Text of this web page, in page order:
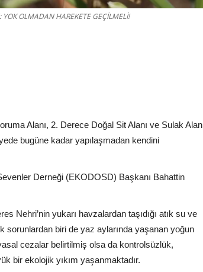
OLMADAN HAREKETE GEÇİLMELİ!
Alanı, 2. Derece Doğal Sit Alanı ve Sulak Alan
bugüne kadar yapılaşmadan kendini
Derneği (EKODOSD) Başkanı Bahattin
Nehri’nin yukarı havzalardan taşıdığı atık su ve
sorunlardan biri de yaz aylarında yaşanan yoğun
cezalar belirtilmiş olsa da kontrolsüzlük,
bir ekolojik yıkım yaşanmaktadır.